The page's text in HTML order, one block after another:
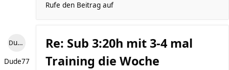
Rufe den Beitrag auf
Dude77
Dude77
Re: Sub 3:20h mit 3-4 mal
Training die Woche